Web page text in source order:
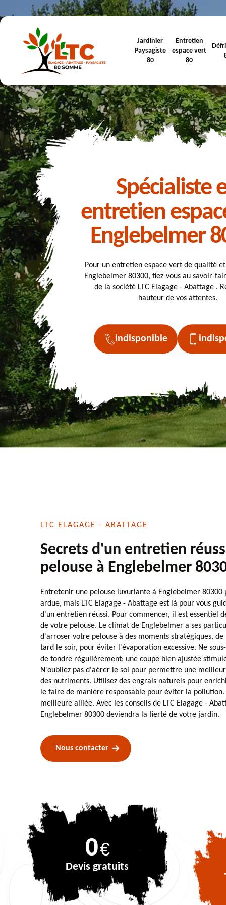
Jardinier
Paysagiste
80
Entretien
espace vert
80
Spécialiste
entretien
Englebelmer
Pour un entretien espace vert de qualité
Englebelmer 80300, fiez-vous au savoir-
de la société LTC Elagage - Abattage .
hauteur de vos attentes.
indisponible
LTC ELAGAGE - ABATTAGE
Secrets d'un entretien
pelouse à Englebelmer
Entretenir une pelouse luxuriante à Englebelmer 80300
ardue, mais LTC Elagage - Abattage est là pour vous
d'un entretien réussi. Pour commencer, il est essentiel
de votre pelouse. Le climat de Englebelmer a ses
d'arroser votre pelouse à des moments stratégiques,
tard le soir, pour éviter l'évaporation excessive. Ne
de tondre régulièrement; une coupe bien ajustée
N'oubliez pas d'aérer le sol pour permettre une
des nutriments. Utilisez des engrais naturels pour
le faire de manière responsable pour éviter la
meilleure alliée. Avec les conseils de LTC Elagage -
Englebelmer 80300 deviendra la fierté de votre jardin.
Nous contacter
0€
Devis gratuits